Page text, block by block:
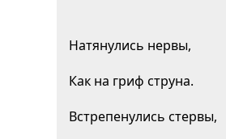
Натянулись нервы,
Как на гриф струна.
Встрепенулись стервы,